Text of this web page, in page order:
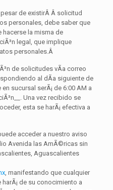
de existirÂ Â solicitud
personales, debe saber que
hacerse la misma de
legal, que implique
personales.Â
de solicitudes vÃ­a correo
al dÃ­a siguiente de
sucursal serÃ¡ de 6:00 AM a
Una vez recibido se
esta se harÃ¡ efectiva a
acceder a nuestro aviso
Avenida las AmÃ©ricas sin
Aguascalientes
, manifestando que cualquier
de su conocimiento a